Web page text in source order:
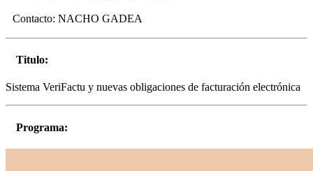
Contacto: NACHO GADEA
Titulo:
Sistema VeriFactu y nuevas obligaciones de facturación electrónica
Programa: